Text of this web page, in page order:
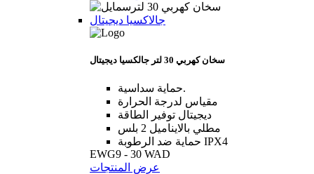
جالاكسيا ديجيتال
سخان كهربي 30 لتر جالكسيا ديجيتال
حماية سداسية.
مقياس لدرجة الحرارة
ديجيتال توفير الطاقة
مطلي بالايناميل 2 بلس
حماية ضد الرطوبة IPX4
EWG9 - 30 WAD
عرض المنتجات